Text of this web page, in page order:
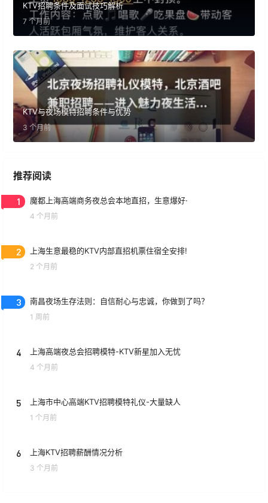
KTV招聘条件及面试技巧解析
7 个月前
KTV与夜场模特招聘条件与优势
3 个月前
推荐阅读
1 魔都上海高端商务夜总会本地直招，生意爆好·
4 个月前
2 上海生意最稳的KTV内部直招机票住宿全安排!
2 个月前
3 南昌夜场生存法则：自信耐心与忠诚，你做到了吗？
1 周前
4 上海高端夜总会招聘模特-KTV新星加入无忧
4 个月前
5 上海市中心高端KTV招聘模特礼仪-大量缺人
1 个月前
6 上海KTV招聘薪酬情况分析
3 个月前